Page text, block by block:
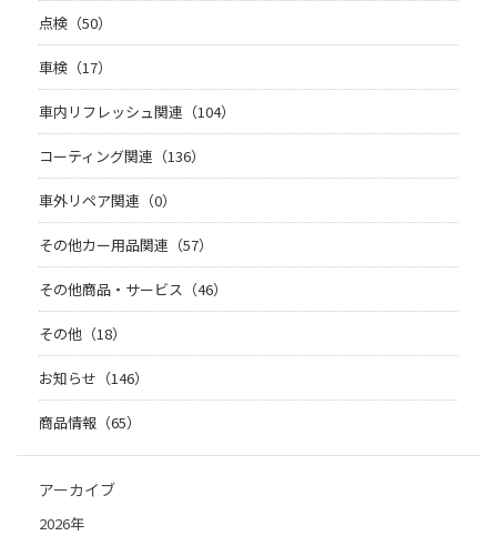
点検（50）
車検（17）
車内リフレッシュ関連（104）
コーティング関連（136）
車外リペア関連（0）
その他カー用品関連（57）
その他商品・サービス（46）
その他（18）
お知らせ（146）
商品情報（65）
アーカイブ
2026年